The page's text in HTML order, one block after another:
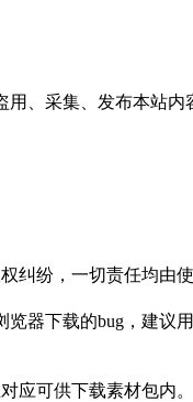
、采集、发布本站
纷，一切责任均由
器下载的bug，建议
应可供下载素材包内